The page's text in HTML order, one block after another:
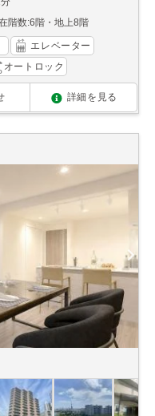
階数:6階・地上8階
エレベーター
オートロック
詳細を見る